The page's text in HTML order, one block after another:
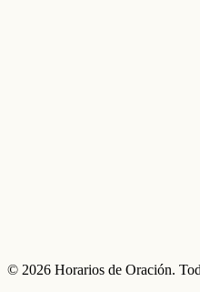
© 2026 Horarios de Oración.